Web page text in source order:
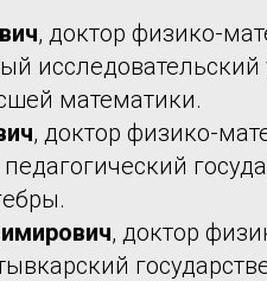
, доктор физико-
исследовательский
математики.
, доктор физико-
, доктор